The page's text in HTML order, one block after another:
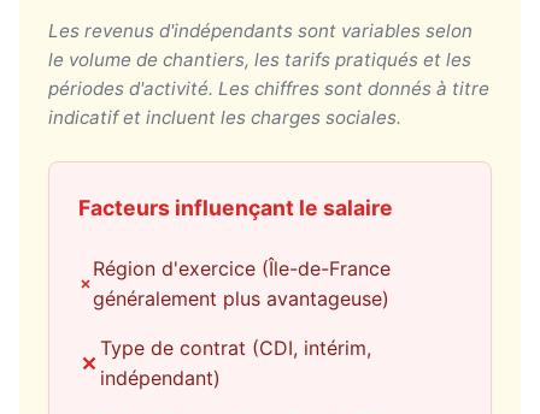
Les revenus d'indépendants sont variables selon
le volume de chantiers, les tarifs pratiqués et les
périodes d'activité. Les chiffres sont donnés à titre
indicatif et incluent les charges sociales.
Facteurs influençant le salaire
Région d'exercice (Île-de-France
généralement plus avantageuse)
Type de contrat (CDI, intérim,
indépendant)